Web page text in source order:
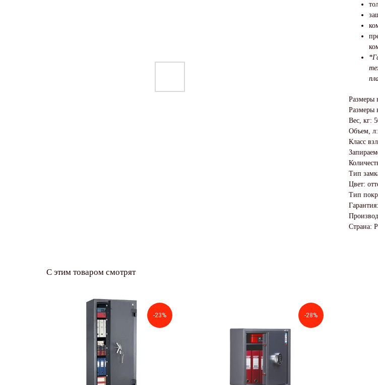
Размеры
Размеры
Вес, кг:
Объем,
Класс
Тип
Цвет:
Тип
Страна:
С этим товаром смотрят
-23% -28%